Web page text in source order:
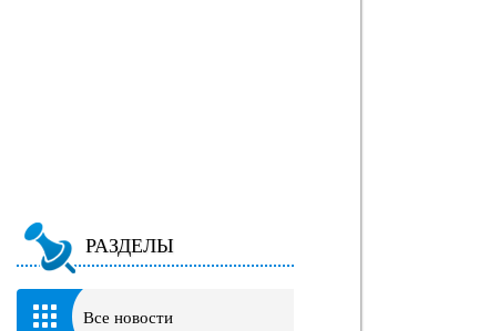
РАЗДЕЛЫ
Все новости